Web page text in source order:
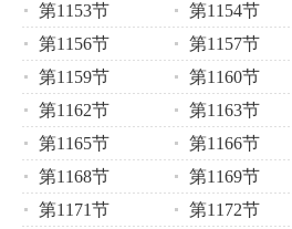
第1153节
第1154节
第1156节
第1157节
第1159节
第1160节
第1162节
第1163节
第1165节
第1166节
第1168节
第1169节
第1171节
第1172节